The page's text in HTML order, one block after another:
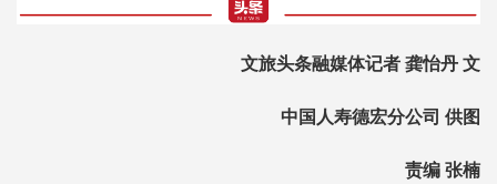
文旅头条融媒体记者 龚怡丹 文
中国人寿德宏分公司 供图
责编 张楠